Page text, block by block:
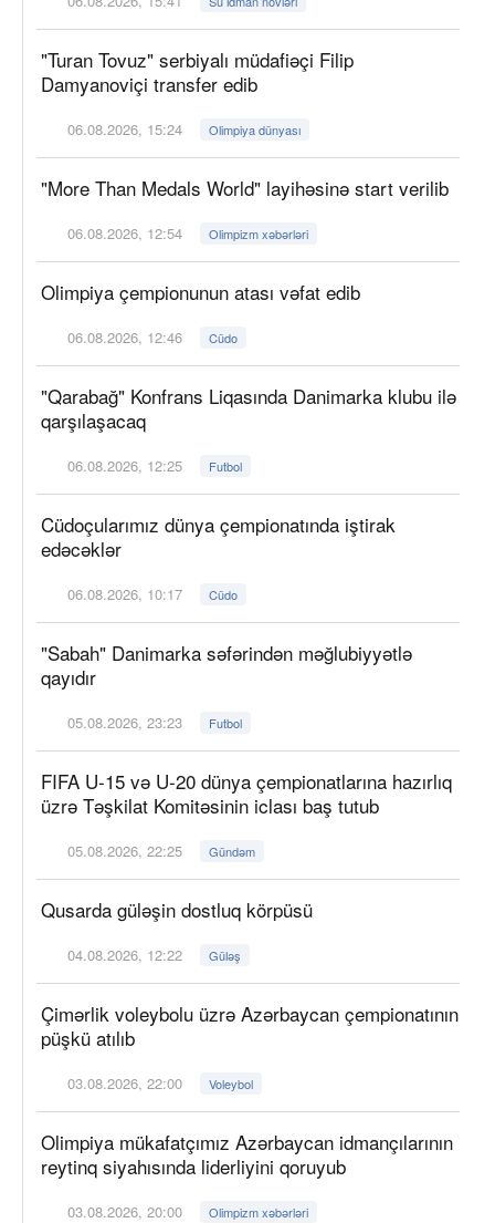
"Turan Tovuz" serbiyalı müdafiəçi Filip
Damyanoviçi transfer edib
06.08.2026, 15:24 Olimpiya dünyası
"More Than Medals World" layihəsinə start verilib
06.08.2026, 12:54 Olimpizm xəbərləri
Olimpiya çempionunun atası vəfat edib
06.08.2026, 12:46 Cüdo
"Qarabağ" Konfrans Liqasında Danimarka klubu ilə
qarşılaşacaq
06.08.2026, 12:25 Futbol
Cüdoçularımız dünya çempionatında iştirak
edəcəklər
06.08.2026, 10:17 Cüdo
"Sabah" Danimarka səfərindən məğlubiyyətlə
qayıdır
05.08.2026, 23:23 Futbol
FIFA U-15 və U-20 dünya çempionatlarına hazırlıq
üzrə Təşkilat Komitəsinin iclası baş tutub
05.08.2026, 22:25 Gündəm
Qusarda güləşin dostluq körpüsü
04.08.2026, 12:22 Güləş
Çimərlik voleybolu üzrə Azərbaycan çempionatının
püşkü atılıb
03.08.2026, 22:00 Voleybol
Olimpiya mükafatçımız Azərbaycan idmançılarının
reytinq siyahısında liderliyini qoruyub
03.08.2026, 20:00 Olimpizm xəbərləri